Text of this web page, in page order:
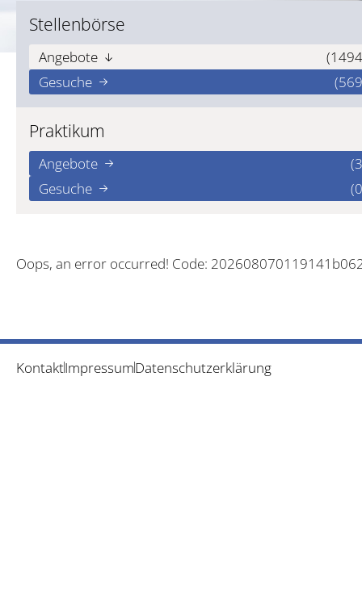
Stellenbörse
Angebote
Gesuche
Praktikum
Angebote
Gesuche
Oops, an error occurred! Code:
KontaktImpressumDatenschutzerklärung